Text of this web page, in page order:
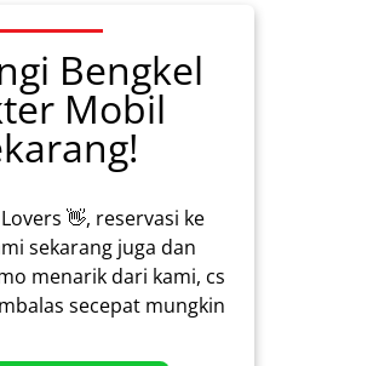
Bengkel
Mobil
👋, reservasi ke
sekarang juga dan
menarik dari kami, cs
secepat mungkin